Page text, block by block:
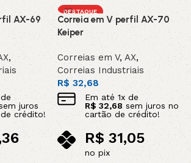
AX-69
,
juros
crédito!
DESTAQUE
Correia em V perfil AX-70
Keiper
Correias em V,AX,
Correias Industriais
R$ 32,68
Em até 1x de
R$ 32,68 sem juros no
cartão de crédito!
R$31,05
no pix